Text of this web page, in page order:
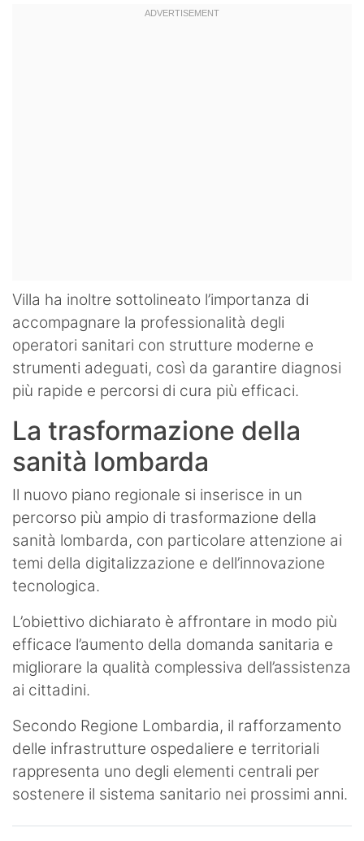
Villa ha inoltre sottolineato l’importanza di
accompagnare la professionalità degli
operatori sanitari con strutture moderne e
strumenti adeguati, così da garantire diagnosi
più rapide e percorsi di cura più efficaci.
La trasformazione della
sanità lombarda
Il nuovo piano regionale si inserisce in un
percorso più ampio di trasformazione della
sanità lombarda, con particolare attenzione ai
temi della digitalizzazione e dell’innovazione
tecnologica.
L’obiettivo dichiarato è affrontare in modo più
efficace l’aumento della domanda sanitaria e
migliorare la qualità complessiva dell’assistenza
ai cittadini.
Secondo Regione Lombardia, il rafforzamento
delle infrastrutture ospedaliere e territoriali
rappresenta uno degli elementi centrali per
sostenere il sistema sanitario nei prossimi anni.